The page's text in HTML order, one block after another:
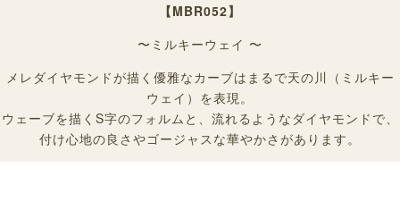
【MBR052】
〜ミルキーウェイ 〜
メレダイヤモンドが描く優雅なカーブはまるで天の川（ミルキー
ウェイ）を表現。
ウェーブを描くS字のフォルムと、流れるようなダイヤモンドで、
付け心地の良さやゴージャスな華やかさがあります。